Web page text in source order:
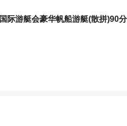
际游艇会豪华帆船游艇(散拼)90